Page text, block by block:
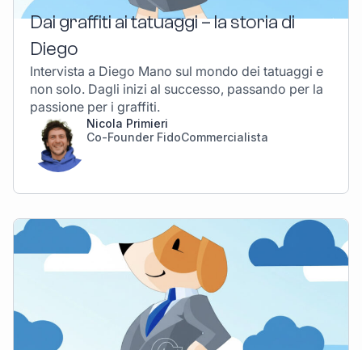
Dai graffiti ai tatuaggi – la storia di
Diego
Intervista a Diego Mano sul mondo dei tatuaggi e
non solo. Dagli inizi al successo, passando per la
passione per i graffiti.
Nicola Primieri
Co-Founder FidoCommercialista